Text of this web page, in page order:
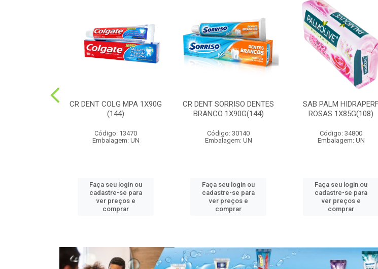
CR DENT COLG MPA 1X90G
(144)
Código: 13470
Embalagem: UN
Faça seu login ou
cadastre-se para
ver preços e
comprar
CR DENT SORRISO DENTES
BRANCO 1X90G(144)
Código: 30140
Embalagem: UN
Faça seu login ou
cadastre-se para
ver preços e
comprar
SAB PALM
ROSAS 1X85G(108)
Código: 34800
Embalagem: UN
Faça seu login ou
cadastre-se para
ver preços e
comprar